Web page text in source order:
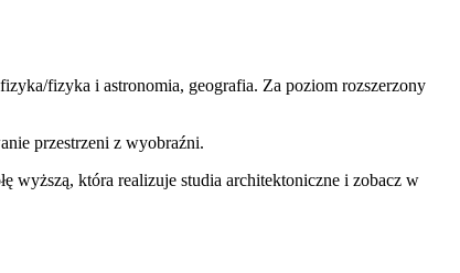
fizyka i astronomia, geografia. Za poziom rozszerzony
przestrzeni z wyobraźni.
wyższą, która realizuje studia architektoniczne i zobacz w